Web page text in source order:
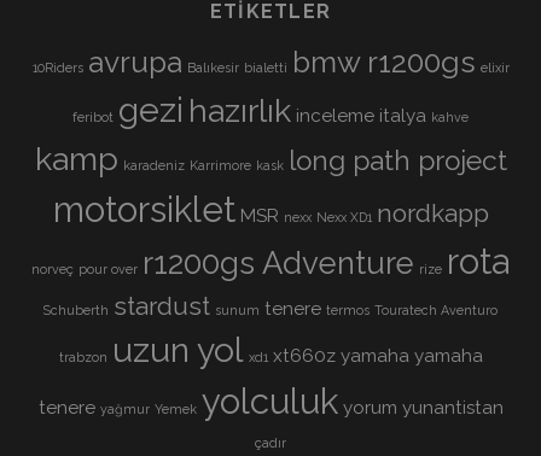
ETIKETLER
10Riders avrupa Balıkesir bialetti bmw r1200gs elixir
feribot gezi hazırlık inceleme italya kahve
kamp karadeniz Karrimore kask long path project
motorsiklet MSR nexx Nexx XD1 nordkapp
norveç pour over r1200gs Adventure rize rota
Schuberth stardust sunum tenere termos Touratech Aventuro
trabzon uzun yol xd1 xt660z yamaha yamaha
tenere yağmur Yemek yolculuk yorum yunantistan
çadır